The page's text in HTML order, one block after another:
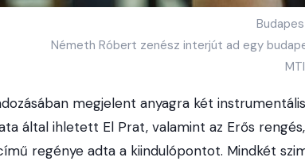
Németh Róbert zenész interjút ad egy
megjelent anyagra két
által ihletett El Prat, valamint az Erős
regénye adta a kiindulópontot. Mindkét